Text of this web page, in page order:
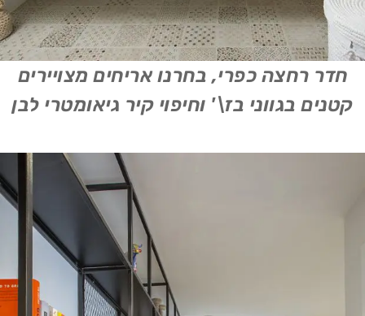
חדר רחצה כפרי, בחרנו אריחים מצויירים
קטנים בגווני בז\' וחיפוי קיר גיאומטרי לבן